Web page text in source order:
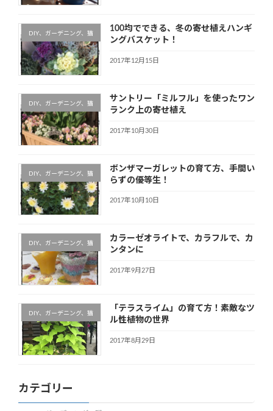
DIY、ガーデニング、猫
100均でできる、冬の寄せ植えハンギ
ングバスケット！
2017年12月15日
DIY、ガーデニング、猫
サントリー「ミルフル」を使ったワン
ランク上の寄せ植え
2017年10月30日
DIY、ガーデニング、猫
ボンザマーガレットの育て方、手間い
らずの優等生！
2017年10月10日
DIY、ガーデニング、猫
カラーゼオライトで、カラフルで、カ
ンタンに
2017年9月27日
DIY、ガーデニング、猫
「テラスライム」の育て方！素敵なツ
ル性植物の世界
2017年8月29日
カテゴリー